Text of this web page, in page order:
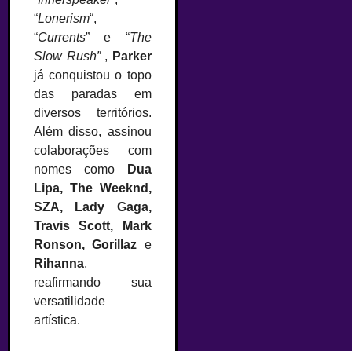
“Lonerism“,
“Currents” e “The
Slow Rush”, Parker
já conquistou o topo
das paradas em
diversos territórios.
Além disso, assinou
colaborações com
nomes como
Dua
Lipa, The Weeknd,
SZA, Lady Gaga,
Travis Scott, Mark
Ronson, Gorillaz e
Rihanna,
reafirmando sua
versatilidade
artística.